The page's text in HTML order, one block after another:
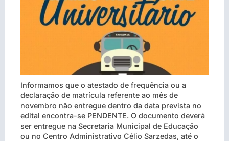
Informamos que o atestado de frequência ou a
declaração de matrícula referente ao mês de
novembro não entregue dentro da data prevista no
edital encontra-se PENDENTE. O documento deverá
ser entregue na Secretaria Municipal de Educação
ou no Centro Administrativo Célio Sarzedas, até o